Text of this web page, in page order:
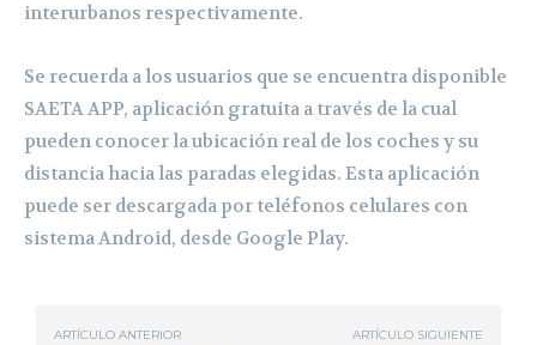
interurbanos respectivamente.
Se recuerda a los usuarios que se encuentra disponible
SAETA APP, aplicación gratuita a través de la cual
pueden conocer la ubicación real de los coches y su
distancia hacia las paradas elegidas. Esta aplicación
puede ser descargada por teléfonos celulares con
sistema Android, desde Google Play.
ARTÍCULO ANTERIOR ARTÍCULO SIGUIENTE